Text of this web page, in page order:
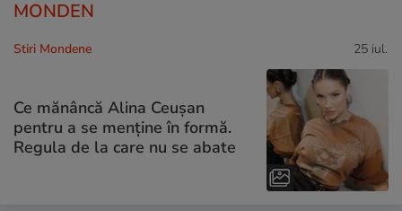
MONDEN
Stiri Mondene 25 iul.
Ce mănâncă Alina Ceușan
pentru a se menține în formă.
Regula de la care nu se abate